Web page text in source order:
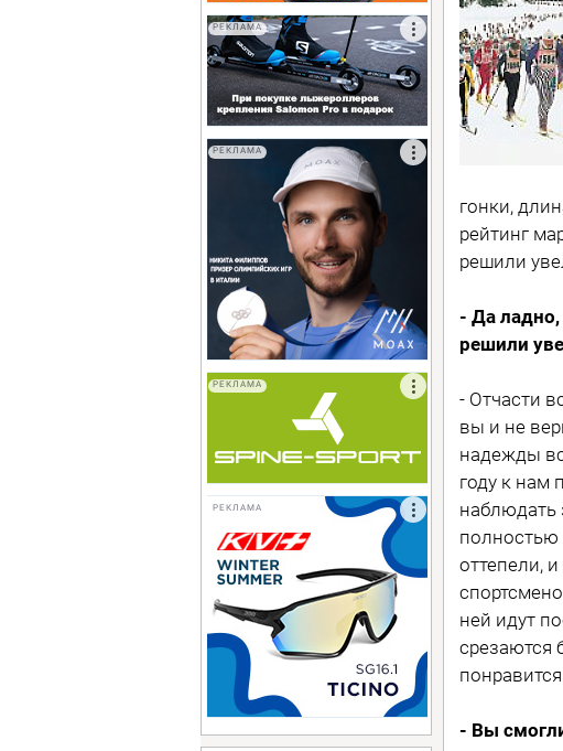
РЕКЛАМА
РЕКЛАМА
РЕКЛАМА
РЕКЛАМА
гонки,
рейтинг
решили
- Да ладно,
решили
- Отчасти
вы и не
надежды
году к нам
наблюдать
полностью
оттепели,
ней идут
срезаются
- Вы